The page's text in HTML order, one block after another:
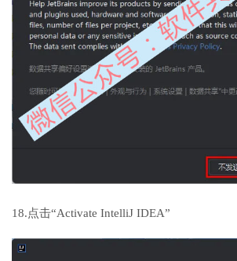
18.点击“Activate IntelliJ IDEA”